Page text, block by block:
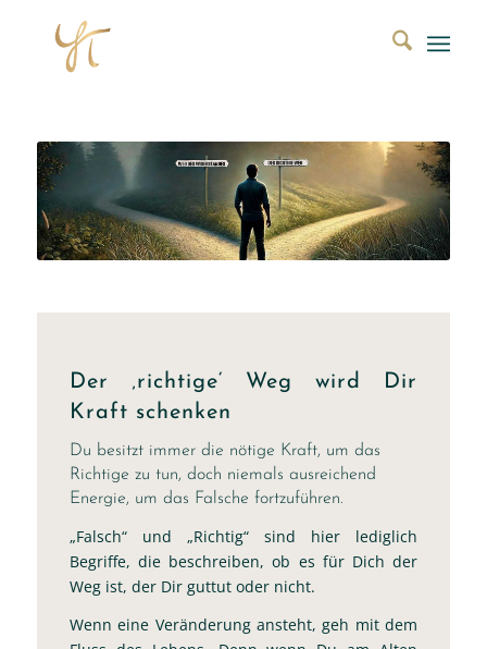
Der ‚richtige‘ Weg wird Dir
Kraft schenken
Du besitzt immer die nötige Kraft, um das
Richtige zu tun, doch niemals ausreichend
Energie, um das Falsche fortzuführen.
„Falsch“ und „Richtig“ sind hier lediglich
Begriffe, die beschreiben, ob es für Dich der
Weg ist, der Dir guttut oder nicht.
Wenn eine Veränderung ansteht, geh mit dem